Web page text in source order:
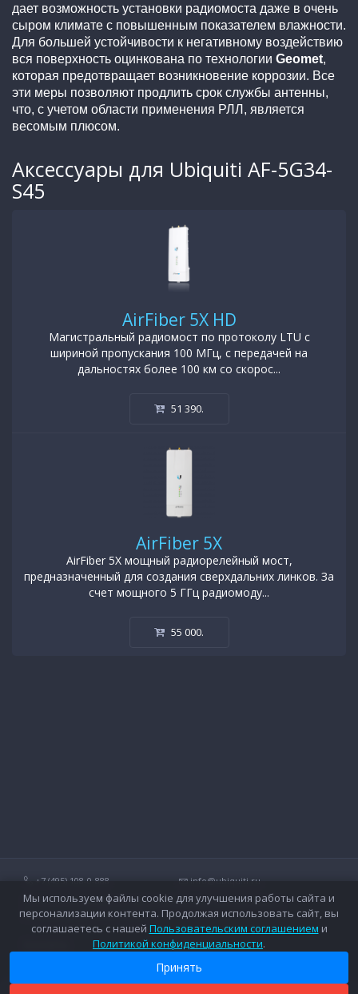
дает возможность установки радиомоста даже в очень
сыром климате с повышенным показателем влажности.
Для большей устойчивости к негативному воздействию
вся поверхность оцинкована по технологии Geomet,
которая предотвращает возникновение коррозии. Все
эти меры позволяют продлить срок службы антенны,
что, с учетом области применения РЛЛ, является
весомым плюсом.
Аксессуары для Ubiquiti AF-5G34-
S45
AirFiber 5X HD
Магистральный радиомост по протоколу LTU с
шириной пропускания 100 МГц, с передачей на
дальностях более 100 км со скорос...
51 390.
AirFiber 5X
AirFiber 5X мощный радиорелейный мост,
предназначенный для создания сверхдальних линков. За
счет мощного 5 ГГц радиомоду...
55 000.
+7 (495) 108-0-888
info@ubiquiti.ru
Технические вопросы и дополнительные консультации о
беспроводных сетях Ubiquiti.
Оплата
Мы используем файлы cookie для улучшения работы сайта и
персонализации контента. Продолжая использовать сайт, вы
соглашаетесь с нашей Пользовательским соглашением и
Политикой конфиденциальности.
Принять